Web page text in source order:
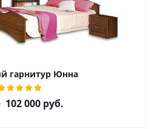
гарнитур Юнна
102 000руб.